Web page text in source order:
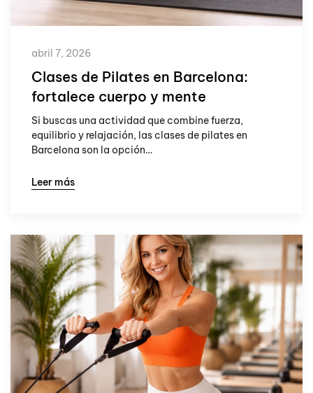
abril 7, 2026
Clases de Pilates en Barcelona:
fortalece cuerpo y mente
Si buscas una actividad que combine fuerza,
equilibrio y relajación, las clases de pilates en
Barcelona son la opción…
Leer más